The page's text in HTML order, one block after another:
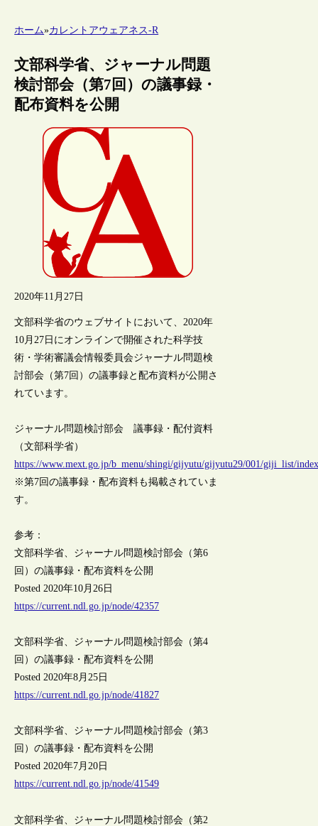
ホーム»カレントアウェアネス-R
文部科学省、ジャーナル問題
検討部会（第7回）の議事録・
配布資料を公開
2020年11月27日
文部科学省のウェブサイトにおいて、2020年
10月27日にオンラインで開催された科学技
術・学術審議会情報委員会ジャーナル問題検
討部会（第7回）の議事録と配布資料が公開さ
れています。
ジャーナル問題検討部会 議事録・配付資料
（文部科学省）
https://www.mext.go.jp/b_menu/shingi/gijyutu/gijyutu29/001/giji_list/
※第7回の議事録・配布資料も掲載されていま
す。
参考：
文部科学省、ジャーナル問題検討部会（第6
回）の議事録・配布資料を公開
Posted 2020年10月26日
https://current.ndl.go.jp/node/42357
文部科学省、ジャーナル問題検討部会（第4
回）の議事録・配布資料を公開
Posted 2020年8月25日
https://current.ndl.go.jp/node/41827
文部科学省、ジャーナル問題検討部会（第3
回）の議事録・配布資料を公開
Posted 2020年7月20日
https://current.ndl.go.jp/node/41549
文部科学省、ジャーナル問題検討部会（第2